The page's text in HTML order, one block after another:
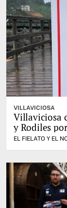
VILLAVICIOSA
Villaviciosa
y Rodiles
EL FIELATO Y EL